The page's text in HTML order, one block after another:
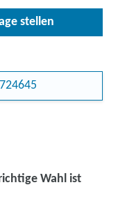
stellen
Wahl ist